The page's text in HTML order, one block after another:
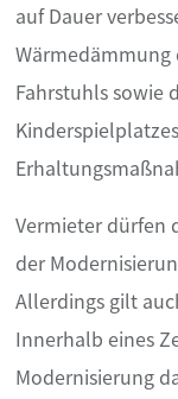
auf Dauer
Wärmedämmung
Fahrstuhls sowie
Vermieter dürfen
der
Allerdings gilt
Innerhalb eines
Modernisierung